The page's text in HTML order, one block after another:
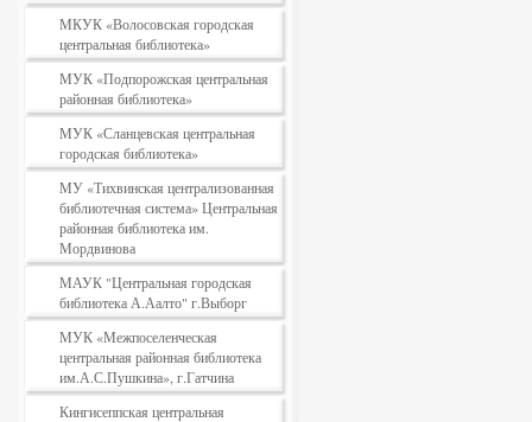
МКУК «Волосовская городская
центральная библиотека»
МУК «Подпорожская центральная
районная библиотека»
МУК «Сланцевская центральная
городская библиотека»
МУ «Тихвинская централизованная
библиотечная система» Центральная
районная библиотека им.
Мордвинова
МАУК "Центральная городская
библиотека А.Аалто" г.Выборг
МУК «Межпоселенческая
центральная районная библиотека
им.А.С.Пушкина», г.Гатчина
Кингисеппская центральная